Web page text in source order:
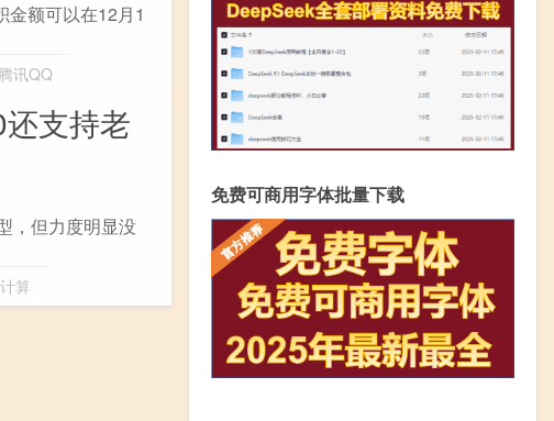
额可以在12月1
腾讯QQ
支持老
，但力度明显没
算
免费可商用字体批量下载